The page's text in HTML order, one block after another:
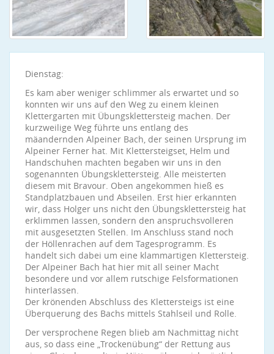
Dienstag:
Es kam aber weniger schlimmer als erwartet und so
konnten wir uns auf den Weg zu einem kleinen
Klettergarten mit Übungsklettersteig machen. Der
kurzweilige Weg führte uns entlang des
mäandernden Alpeiner Bach, der seinen Ursprung im
Alpeiner Ferner hat. Mit Klettersteigset, Helm und
Handschuhen machten begaben wir uns in den
sogenannten Übungsklettersteig. Alle meisterten
diesem mit Bravour. Oben angekommen hieß es
Standplatzbauen und Abseilen. Erst hier erkannten
wir, dass Holger uns nicht den Übungsklettersteig hat
erklimmen lassen, sondern den anspruchsvolleren
mit ausgesetzten Stellen. Im Anschluss stand noch
der Höllenrachen auf dem Tagesprogramm. Es
handelt sich dabei um eine klammartigen Klettersteig.
Der Alpeiner Bach hat hier mit all seiner Macht
besondere und vor allem rutschige Felsformationen
hinterlassen.
Der krönenden Abschluss des Klettersteigs ist eine
Überquerung des Bachs mittels Stahlseil und Rolle.
Der versprochene Regen blieb am Nachmittag nicht
aus, so dass eine „Trockenübung“ der Rettung aus